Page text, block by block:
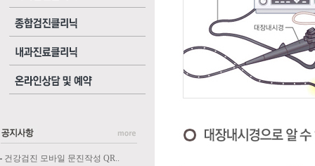
건강검진 모바일 문진작성 QR..